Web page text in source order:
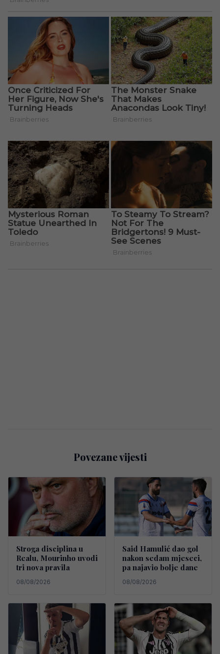
Povezane vijesti
Stroga disciplina u
Realu, Mourinho uvodi
tri nova pravila
08/08/2026
Said Hamulić dao gol
nakon sedam mjeseci,
pa najavio bolje dane
08/08/2026